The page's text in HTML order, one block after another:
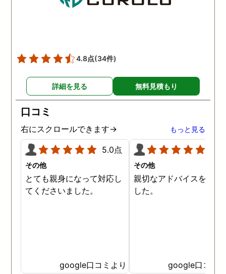
頂き、ホテルからの証拠を
後の事についてアドバイス
を頂いて、とても信頼出来
る探偵事務所さんだと、あ
らためて思いました。 事務
所の皆様にお世話になった
ので、クチコミの方書かせ
ていただきます。ありがと
うございました。
4.8点(34件)
詳細を見る 無料見積もり
口コミ
右にスクロールできます→ もっと見る
5.0点
その他
とても親身になって対応し
てくださいました。
google口コミより
その他
親切なアドバイスを頂き
した。
google口コミ